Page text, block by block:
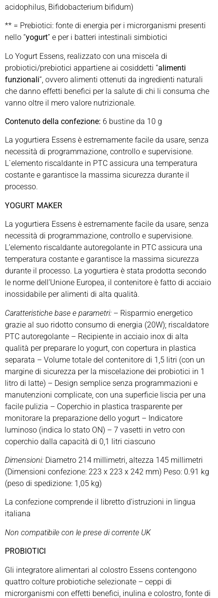
acidophilus, Bifidobacterium bifidum)
** = Prebiotici: fonte di energia per i microrganismi presenti
nello “yogurt” e per i batteri intestinali simbiotici
Lo Yogurt Essens, realizzato con una miscela di
probiotici/prebiotici appartiene ai cosiddetti “alimenti
funzionali“, ovvero alimenti ottenuti da ingredienti naturali
che danno effetti benefici per la salute di chi li consuma che
vanno oltre il mero valore nutrizionale.
Contenuto della confezione: 6 bustine da 10 g
La yogurtiera Essens è estremamente facile da usare, senza
necessità di programmazione, controllo e supervisione.
L`elemento riscaldante in PTC assicura una temperatura
costante e garantisce la massima sicurezza durante il
processo.
YOGURT MAKER
La yogurtiera Essens è estremamente facile da usare, senza
necessità di programmazione, controllo e supervisione.
L’elemento riscaldante autoregolante in PTC assicura una
temperatura costante e garantisce la massima sicurezza
durante il processo. La yogurtiera è stata prodotta secondo
le norme dell’Unione Europea, il contenitore è fatto di acciaio
inossidabile per alimenti di alta qualità.
Caratteristiche base e parametri: – Risparmio energetico
grazie al suo ridotto consumo di energia (20W); riscaldatore
PTC autoregolante – Recipiente in acciaio inox di alta
qualità per preparare lo yogurt, con copertura in plastica
separata – Volume totale del contenitore di 1,5 litri (con un
margine di sicurezza per la miscelazione dei probiotici in 1
litro di latte) – Design semplice senza programmazioni e
manutenzioni complicate, con una superficie liscia per una
facile pulizia – Coperchio in plastica trasparente per
monitorare la preparazione dello yogurt – Indicatore
luminoso (indica lo stato ON) – 7 vasetti in vetro con
coperchio dalla capacità di 0,1 litri ciascuno
Dimensioni: Diametro 214 millimetri, altezza 145 millimetri
(Dimensioni confezione: 223 x 223 x 242 mm) Peso: 0.91 kg
(peso di spedizione: 1,05 kg)
La confezione comprende il libretto d’istruzioni in lingua
italiana
Non compatibile con le prese di corrente UK
PROBIOTICI
Gli integratore alimentari al colostro Essens contengono
quattro colture probiotiche selezionate – ceppi di
microrganismi con effetti benefici, inulina e colostro, fonte di